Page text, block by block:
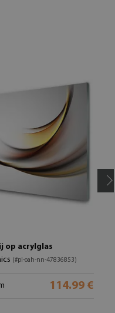
op acrylglas
(#pl-oah-nn-47836853)
114.99 €